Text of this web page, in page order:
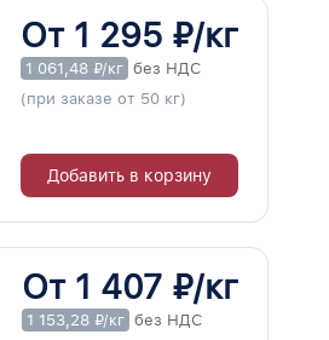
От 1 295 ₽/кг
1 061,48 ₽/кг без НДС
(при заказе от 50 кг)
Добавить в корзину
От 1 407 ₽/кг
1 153,28 ₽/кг без НДС